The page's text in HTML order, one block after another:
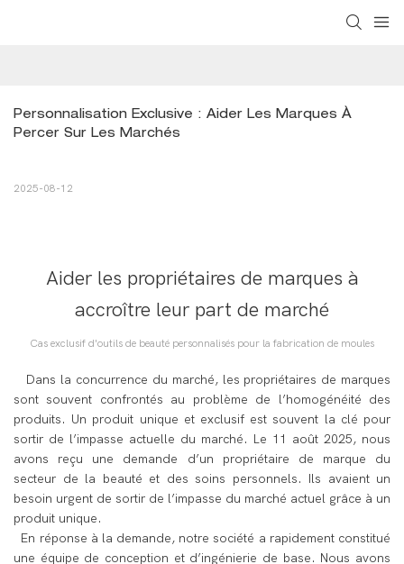
Personnalisation Exclusive : Aider Les Marques À
Percer Sur Les Marchés
2025-08-12
Aider les propriétaires de marques à
accroître leur part de marché
Cas exclusif d'outils de beauté personnalisés pour la fabrication de moules
Dans la concurrence du marché, les propriétaires de marques
sont souvent confrontés au problème de l’homogénéité des
produits. Un produit unique et exclusif est souvent la clé pour
sortir de l’impasse actuelle du marché. Le 11 août 2025, nous
avons reçu une demande d’un propriétaire de marque du
secteur de la beauté et des soins personnels. Ils avaient un
besoin urgent de sortir de l’impasse du marché actuel grâce à un
produit unique.
En réponse à la demande, notre société a rapidement constitué
une équipe de conception et d’ingénierie de base. Nous avons